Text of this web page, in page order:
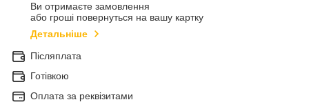
Ви отримаєте замовлення
або гроші повернуться на вашу картку
Детальніше
Післяплата
Готівкою
Оплата за реквізитами